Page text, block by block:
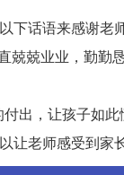
下话语来感谢老
兢兢业业，勤
付出，让孩子如
让老师感受到家